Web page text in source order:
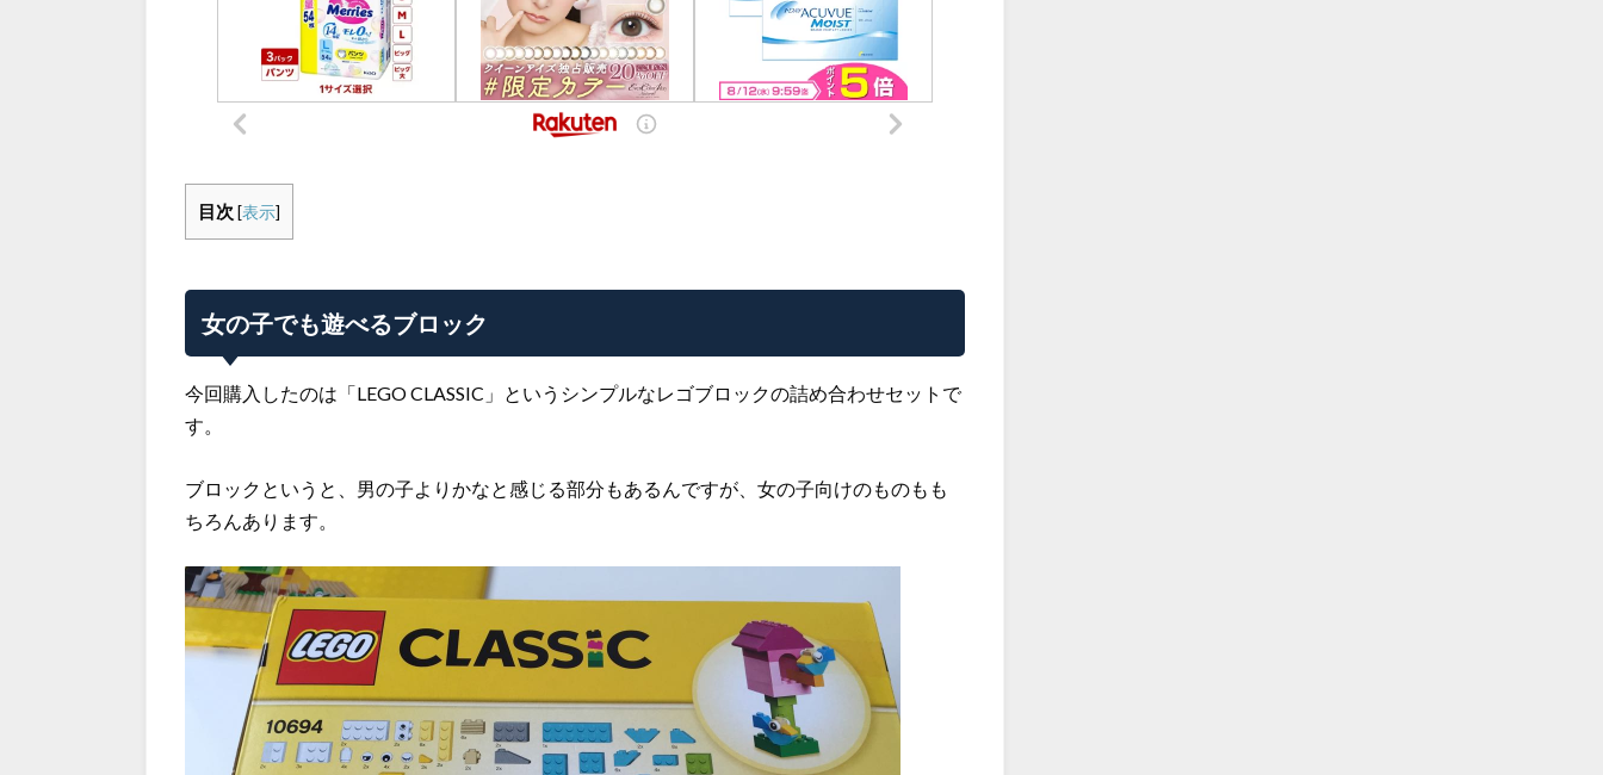
目次 [表示]
女の子でも遊べるブロック
今回購入したのは「LEGO CLASSIC」というシンプルなレゴブロックの詰め合わせセットで
す。
ブロックというと、男の子よりかなと感じる部分もあるんですが、女の子向けのものもも
ちろんあります。